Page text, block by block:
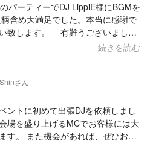
パーティーでDJ LippiE様にBGMを
含め大満足でした。本当に感謝で
致します。 有難うございまし
続きを読む
さん
ントに初めて出張DJを依頼しまし
場を盛り上げるMCでお客様には大
す。 また機会があれば、ぜひお願